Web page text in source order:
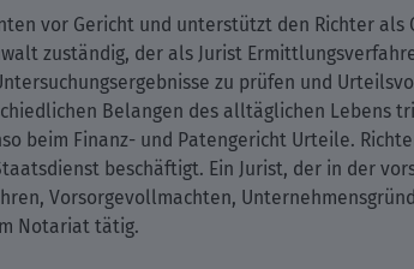
vor Gericht und unterstützt den Richter als
zuständig, der als Jurist
zu prüfen und
Belangen des alltäglichen Lebens
beim Finanz- und Patengericht Urteile.
beschäftigt. Ein Jurist, der in der
Vorsorgevollmachten,
Notariat tätig.